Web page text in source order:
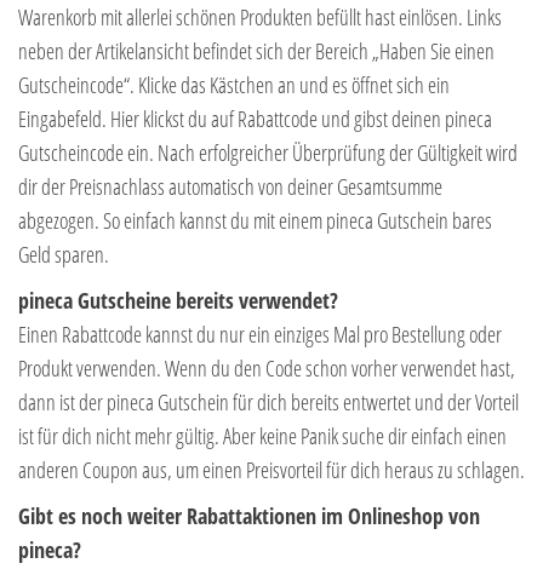
Warenkorb mit allerlei schönen Produkten befüllt hast einlösen. Links
neben der Artikelansicht befindet sich der Bereich „Haben Sie einen
Gutscheincode“. Klicke das Kästchen an und es öffnet sich ein
Eingabefeld. Hier klickst du auf Rabattcode und gibst deinen pineca
Gutscheincode ein. Nach erfolgreicher Überprüfung der Gültigkeit wird
dir der Preisnachlass automatisch von deiner Gesamtsumme
abgezogen. So einfach kannst du mit einem pineca Gutschein bares
Geld sparen.
pineca Gutscheine bereits verwendet?
Einen Rabattcode kannst du nur ein einziges Mal pro Bestellung oder
Produkt verwenden. Wenn du den Code schon vorher verwendet hast,
dann ist der pineca Gutschein für dich bereits entwertet und der Vorteil
ist für dich nicht mehr gültig. Aber keine Panik suche dir einfach einen
anderen Coupon aus, um einen Preisvorteil für dich heraus zu schlagen.
Gibt es noch weiter Rabattaktionen im Onlineshop von
pineca?